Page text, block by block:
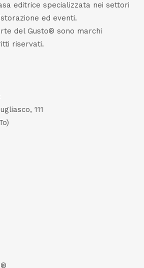
editrice specializzata nei settori
ed eventi.
del Gusto® sono marchi
riservati.
111